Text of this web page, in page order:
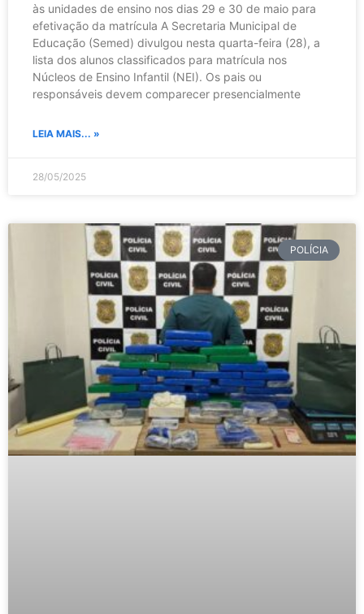
às unidades de ensino nos dias 29 e 30 de maio para
efetivação da matrícula A Secretaria Municipal de
Educação (Semed) divulgou nesta quarta-feira (28), a
lista dos alunos classificados para matrícula nos
Núcleos de Ensino Infantil (NEI). Os pais ou
responsáveis devem comparecer presencialmente
LEIA MAIS... »
28/05/2025
POLÍCIA